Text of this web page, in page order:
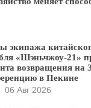
экипажа
«Шэньчжоу-21»
возвращения на
в Пекине
06 Авг 2026